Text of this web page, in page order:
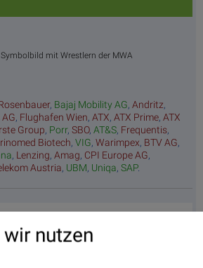
mit Wrestlern der MWA
, Bajaj Mobility AG, Andritz,
, Flughafen Wien, ATX, ATX Prime, ATX
Group, Porr, SBO, AT&S, Frequentis,
Biotech, VIG, Warimpex, BTV AG,
, Lenzing, Amag, CPI Europe AG,
Austria, UBM, Uniqa, SAP.
Bank ist eine der führenden familiengeführten
nutzen